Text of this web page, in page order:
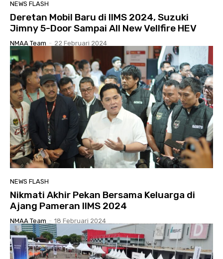
NEWS FLASH
Deretan Mobil Baru di IIMS 2024, Suzuki
Jimny 5-Door Sampai All New Vellfire HEV
NMAA Team - 22 Februari 2024
NEWS FLASH
Nikmati Akhir Pekan Bersama Keluarga di
Ajang Pameran IIMS 2024
NMAA Team - 18 Februari 2024